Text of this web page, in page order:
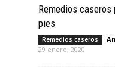
Remedios
pies
Remedios caseros
29 enero, 2020